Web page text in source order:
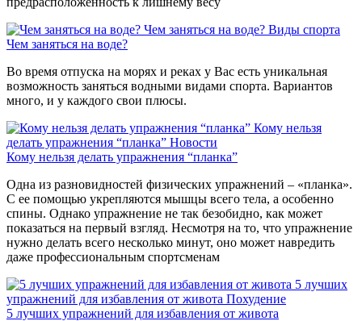
Чем заняться на воде? Виды спорта
Чем заняться на воде?
Во время отпуска на морях и реках у Вас есть уникальная
возможность заняться водными видами спорта. Вариантов
много, и у каждого свои плюсы.
Кому нельзя
делать упражнения “планка” Новости
Кому нельзя делать упражнения “планка”
Одна из разновидностей физических упражнений – «планка».
С ее помощью укрепляются мышцы всего тела, а особенно
спины. Однако упражнение не так безобидно, как может
показаться на первый взгляд. Несмотря на то, что упражнение
нужно делать всего несколько минут, оно может навредить
даже профессиональным спортсменам
5 лучших
упражнений для избавления от живота Похудение
5 лучших упражнений для избавления от живота